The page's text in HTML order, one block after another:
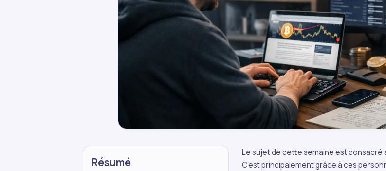
Résumé
Le sujet de cette semaine est consacré
C’est principalement grâce à ces